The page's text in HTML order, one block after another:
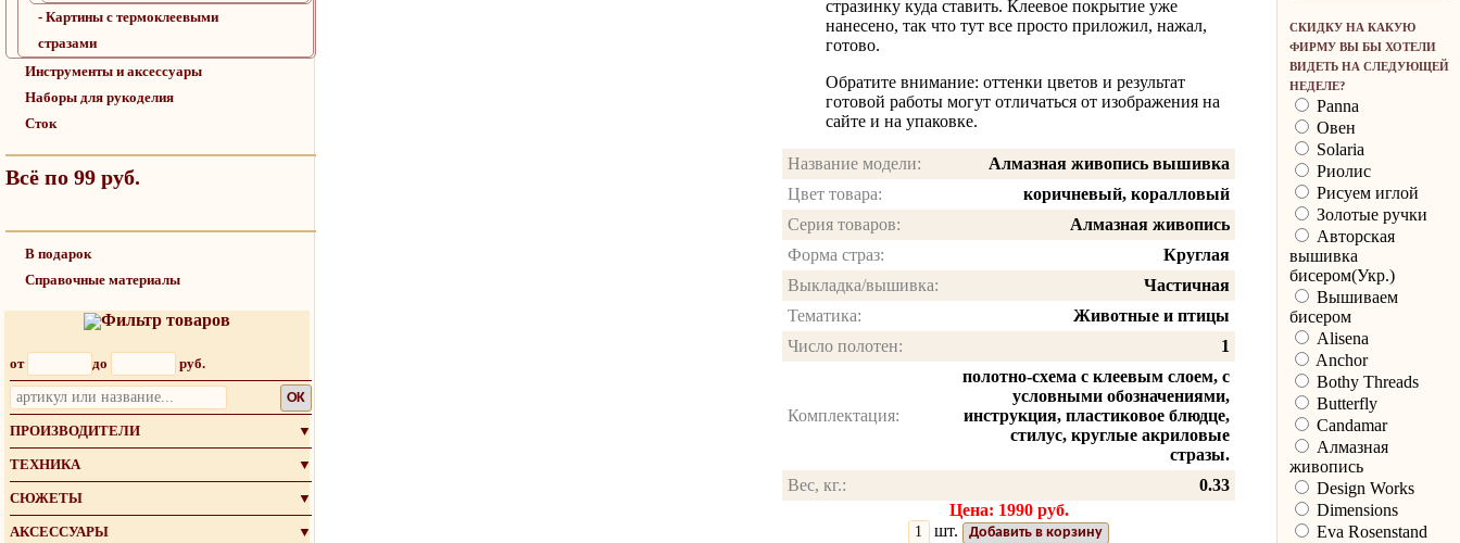
- Картины с термоклеевыми
стразами
Инструменты и аксессуары
Наборы для рукоделия
Сток
Всё по 99 руб.
В подарок
Справочные материалы
Фильтр товаров
от до руб.
OK
ПРОИЗВОДИТЕЛИ
▼
ТЕХНИКА ▼
СЮЖЕТЫ ▼
АКСЕССУАРЫ ▼
стразинку куда ставить. Клеевое покрытие уже
нанесено, так что тут все просто приложил, нажал,
готово.
Обратите внимание: оттенки цветов и результат
готовой работы могут отличаться от изображения на
сайте и на упаковке.
Название модели:
Алмазная живопись вышивка
Цвет товара:
коричневый, коралловый
Серия товаров:
Алмазная живопись
Форма страз:
Круглая
Выкладка/вышивка:
Частичная
Тематика:
Животные и птицы
Число полотен:
1
Комплектация:
полотно-схема с клеевым слоем, с
условными обозначениями,
инструкция, пластиковое блюдце,
стилус, круглые акриловые
стразы.
Вес, кг.:
0.33
Цена: 1990 руб.
шт.
Добавить в корзину
СКИДКУ НА КАКУЮ
ФИРМУ ВЫ БЫ ХОТЕЛИ
ВИДЕТЬ НА СЛЕДУЮЩЕЙ
НЕДЕЛЕ?
Panna
Овен
Solaria
Риолис
Рисуем иглой
Золотые ручки
Авторская
вышивка
бисером(Укр.)
Вышиваем
бисером
Alisena
Anchor
Bothy Threads
Butterfly
Candamar
Алмазная
живопись
Design Works
Dimensions
Eva Rosenstand